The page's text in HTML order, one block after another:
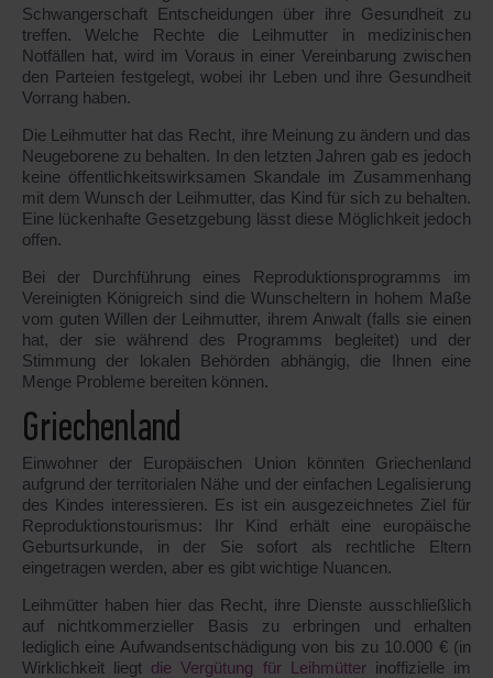
Schwangerschaft Entscheidungen über ihre Gesundheit zu
treffen. Welche Rechte die Leihmutter in medizinischen
Notfällen hat, wird im Voraus in einer Vereinbarung zwischen
den Parteien festgelegt, wobei ihr Leben und ihre Gesundheit
Vorrang haben.
Die Leihmutter hat das Recht, ihre Meinung zu ändern und das
Neugeborene zu behalten. In den letzten Jahren gab es jedoch
keine öffentlichkeitswirksamen Skandale im Zusammenhang
mit dem Wunsch der Leihmutter, das Kind für sich zu behalten.
Eine lückenhafte Gesetzgebung lässt diese Möglichkeit jedoch
offen.
Bei der Durchführung eines Reproduktionsprogramms im
Vereinigten Königreich sind die Wunscheltern in hohem Maße
vom guten Willen der Leihmutter, ihrem Anwalt (falls sie einen
hat, der sie während des Programms begleitet) und der
Stimmung der lokalen Behörden abhängig, die Ihnen eine
Menge Probleme bereiten können.
Griechenland
Einwohner der Europäischen Union könnten Griechenland
aufgrund der territorialen Nähe und der einfachen Legalisierung
des Kindes interessieren. Es ist ein ausgezeichnetes Ziel für
Reproduktionstourismus: Ihr Kind erhält eine europäische
Geburtsurkunde, in der Sie sofort als rechtliche Eltern
eingetragen werden, aber es gibt wichtige Nuancen.
Leihmütter haben hier das Recht, ihre Dienste ausschließlich
auf nichtkommerzieller Basis zu erbringen und erhalten
lediglich eine Aufwandsentschädigung von bis zu 10.000 € (in
Wirklichkeit liegt die Vergütung für Leihmütter inoffizielle im